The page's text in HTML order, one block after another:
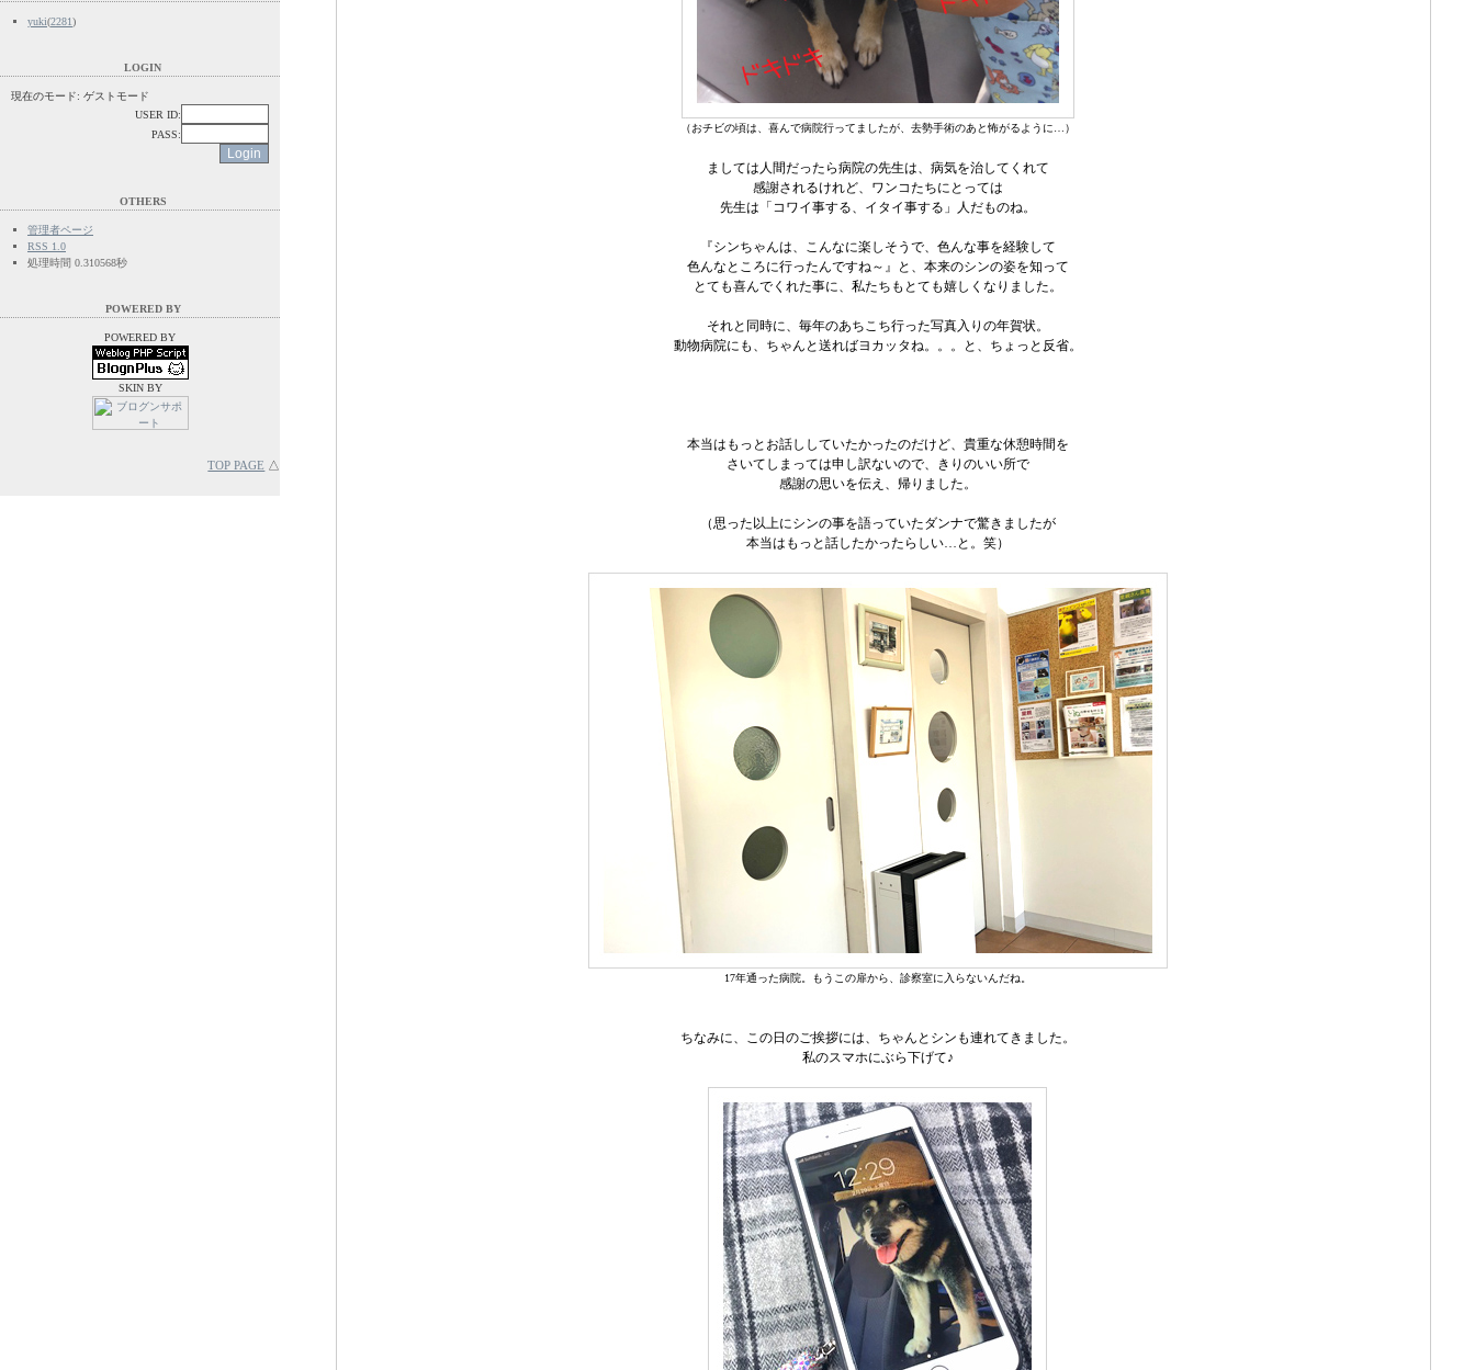
（おチビの頃は、喜んで病院行ってましたが、去勢手術のあと怖がるように…）
ましては人間だったら病院の先生は、病気を治してくれて
感謝されるけれど、ワンコたちにとっては
先生は「コワイ事する、イタイ事する」人だものね。
『シンちゃんは、こんなに楽しそうで、色んな事を経験して
色んなところに行ったんですね～』と、本来のシンの姿を知って
とても喜んでくれた事に、私たちもとても嬉しくなりました。
それと同時に、毎年のあちこち行った写真入りの年賀状。
動物病院にも、ちゃんと送ればヨカッタね。。。と、ちょっと反省。
本当はもっとお話ししていたかったのだけど、貴重な休憩時間を
さいてしまっては申し訳ないので、きりのいい所で
感謝の思いを伝え、帰りました。
（思った以上にシンの事を語っていたダンナで驚きましたが
本当はもっと話したかったらしい…と。笑）
17年通った病院。もうこの扉から、診察室に入らないんだね。
ちなみに、この日のご挨拶には、ちゃんとシンも連れてきました。
私のスマホにぶら下げて♪
yuki(2281)
LOGIN
現在のモード: ゲストモード
USER ID:
PASS:
OTHERS
管理者ページ
RSS 1.0
処理時間 0.310568秒
POWERED BY
POWERED BY
SKIN BY
TOP PAGE △